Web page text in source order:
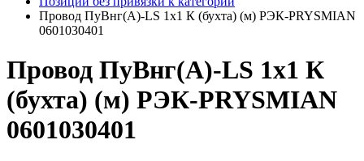
Провод ПуВнг(А)-LS 1х1 К (бухта) (м) РЭК-PRYSMIAN
0601030401
Провод ПуВнг(А)-LS 1х1 К
(бухта) (м) РЭК-PRYSMIAN
0601030401